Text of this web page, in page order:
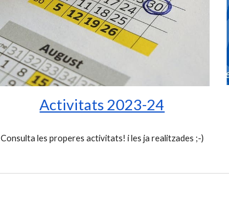
Activitats 2023-24
Consulta les properes activitats! i les ja realitzades ;-)